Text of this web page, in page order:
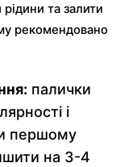
та залити
рекомендовано
палички
і
першому
на 3-4